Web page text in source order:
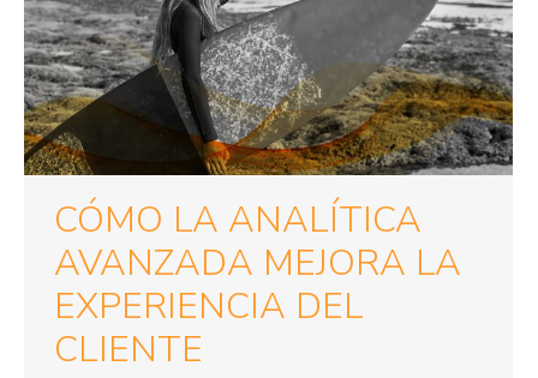
CÓMO LA ANALÍTICA
AVANZADA MEJORA LA
EXPERIENCIA DEL
CLIENTE